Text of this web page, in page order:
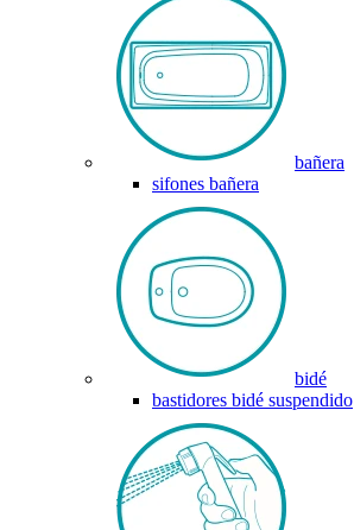
bañera
sifones bañera
bidé
bastidores bidé suspendido